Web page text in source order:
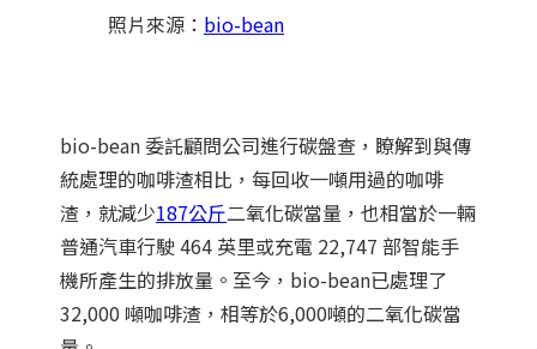
照片來源： bio-bean
bio-bean 委託顧問公司進行碳盤查，瞭解到與傳
統處理的咖啡渣相比，每回收一噸用過的咖啡
渣，就減少187公斤二氧化碳當量，也相當於一輛
普通汽車行駛 464 英里或充電 22,747 部智能手
機所產生的排放量。至今，bio-bean已處理了
32,000 噸咖啡渣，相等於6,000噸的二氧化碳當